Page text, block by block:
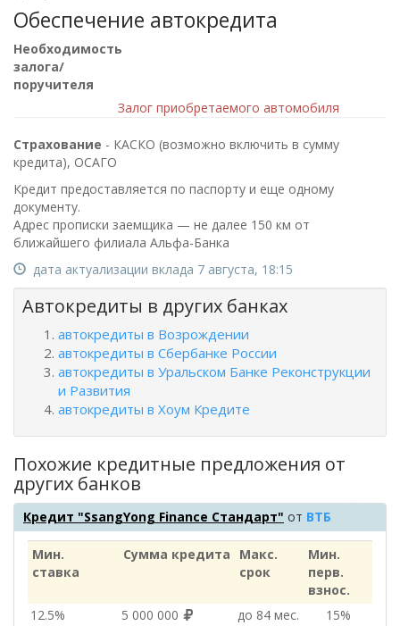
Обеспечение автокредита
Необходимость
залога/
поручителя
Залог приобретаемого автомобиля
Страхование - КАСКО (возможно включить в сумму
кредита), ОСАГО
Кредит предоставляется по паспорту и еще одному
документу.
Адрес прописки заемщика — не далее 150 км от
ближайшего филиала Альфа-Банка
дата актуализации вклада 7 августа, 18:15
Автокредиты в других банках
автокредиты в Возрождении
автокредиты в Сбербанке России
автокредиты в Уральском Банке Реконструкции
и Развития
автокредиты в Хоум Кредите
Похожие кредитные предложения от
других банков
Кредит "SsangYong Finance Стандарт" от ВТБ
Мин.
ставка
Сумма кредита
Макс.
срок
Мин.
перв.
взнос.
12.5%
5 000 000 до 84 мес. 15%